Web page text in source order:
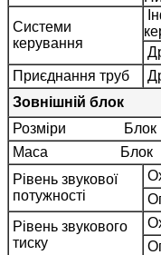
Системи
керування
Приєднання труб
Зовнішній блок
Розміри
Маса Блок
Рівень звукової
потужності
Рівень звукового
тиску